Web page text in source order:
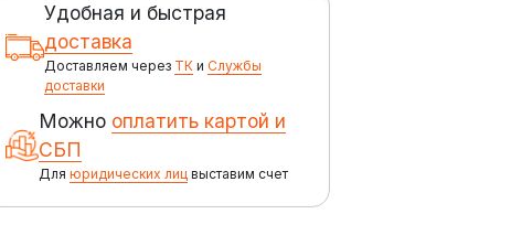
Удобная и быстрая
доставка
Доставляем через ТКи Службы
доставки
Можно оплатить картой и
СБП
Для юридических лицвыставим счет